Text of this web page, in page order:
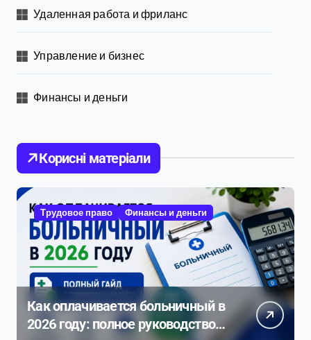
Удаленная работа и фриланс
Управление и бизнес
Финансы и деньги
Корисні матеріали
Трудовое право Финансы и деньги
Как оплачивается больничный в
2026 году: полное руководство с